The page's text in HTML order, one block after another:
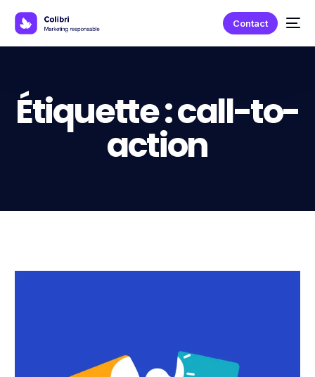
Contact
Étiquette :call-to-
action